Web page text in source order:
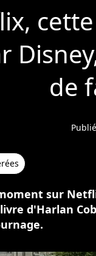
de
sur
d'Harlan